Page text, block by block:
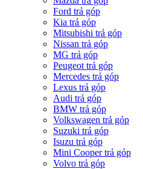
Ford trả góp
Kia trả góp
Mitsubishi trả góp
Nissan trả góp
MG trả góp
Peugeot trả góp
Mercedes trả góp
Lexus trả góp
Audi trả góp
BMW trả góp
Volkswagen trả góp
Suzuki trả góp
Isuzu trả góp
Mini Cooper trả góp
Volvo trả góp